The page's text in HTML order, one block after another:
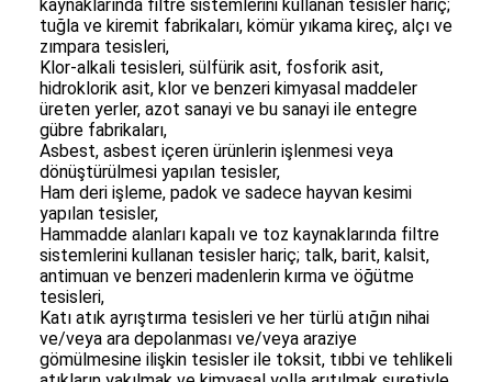
kaynaklarında filtre sistemlerini kullanan tesisler hariç;
tuğla ve kiremit fabrikaları, kömür yıkama kireç, alçı ve
zımpara tesisleri,
Klor-alkali tesisleri, sülfürik asit, fosforik asit,
hidroklorik asit, klor ve benzeri kimyasal maddeler
üreten yerler, azot sanayi ve bu sanayi ile entegre
gübre fabrikaları,
Asbest, asbest içeren ürünlerin işlenmesi veya
dönüştürülmesi yapılan tesisler,
Ham deri işleme, padok ve sadece hayvan kesimi
yapılan tesisler,
Hammadde alanları kapalı ve toz kaynaklarında filtre
sistemlerini kullanan tesisler hariç; talk, barit, kalsit,
antimuan ve benzeri madenlerin kırma ve öğütme
tesisleri,
Katı atık ayrıştırma tesisleri ve her türlü atığın nihai
ve/veya ara depolanması ve/veya araziye
gömülmesine ilişkin tesisler ile toksit, tıbbi ve tehlikeli